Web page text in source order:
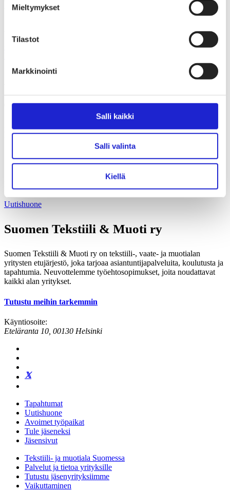
Mieltymykset
Tilastot
Markkinointi
Salli kaikki
Salli valinta
Kiellä
Katri Pylkkänen
02.04.2026
hedelmää
Suhdannekysely: Halpatuontivyöry näkyy suoraan yritysten
Uutishuone
Suomen Tekstiili & Muoti ry
Suomen Tekstiili & Muoti ry on tekstiili-, vaate- ja muotialan
yritysten etujärjestö, joka tarjoaa asiantuntijapalveluita, koulutusta ja
tapahtumia. Neuvottelemme työehtosopimukset, joita noudattavat
kaikki alan yritykset.
Tutustu meihin tarkemmin
Käyntiosoite:
Eteläranta 10, 00130 Helsinki
Tapahtumat
Uutishuone
Avoimet työpaikat
Tule jäseneksi
Jäsensivut
Tekstiili- ja muotiala Suomessa
Palvelut ja tietoa yrityksille
Tutustu jäsenyrityksiimme
Vaikuttaminen